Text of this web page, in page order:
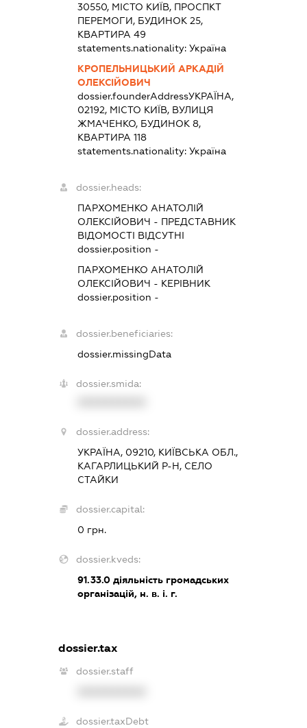
30550, МІСТО КИЇВ, ПРОСПКТ
ПЕРЕМОГИ, БУДИНОК 25,
КВАРТИРА 49
statements.nationality: Україна
КРОПЕЛЬНИЦЬКИЙ АРКАДІЙ
ОЛЕКСІЙОВИЧ
dossier.founderAddressУКРАЇНА,
02192, МІСТО КИЇВ, ВУЛИЦЯ
ЖМАЧЕНКО, БУДИНОК 8,
КВАРТИРА 118
statements.nationality: Україна
dossier.heads:
ПАРХОМЕНКО АНАТОЛІЙ
ОЛЕКСІЙОВИЧ - ПРЕДСТАВНИК
ВІДОМОСТІ ВІДСУТНІ
dossier.position -
ПАРХОМЕНКО АНАТОЛІЙ
ОЛЕКСІЙОВИЧ - КЕРІВНИК
dossier.position -
dossier.beneficiaries:
dossier.missingData
dossier.smida:
dossier.address:
УКРАЇНА, 09210, КИЇВСЬКА ОБЛ.,
КАГАРЛИЦЬКИЙ Р-Н, СЕЛО
СТАЙКИ
dossier.capital:
0 грн.
dossier.kveds:
91.33.0діяльність громадських
організацій, н. в. і. г.
dossier.tax
dossier.staff
dossier.taxDebt